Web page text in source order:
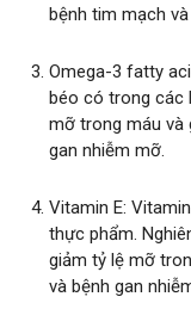
bệnh tim mạch
Omega-3 fatty
béo có trong các
mỡ trong máu và
gan nhiễm mỡ.
Vitamin E:
thực phẩm.
giảm tỷ lệ mỡ
và bệnh gan